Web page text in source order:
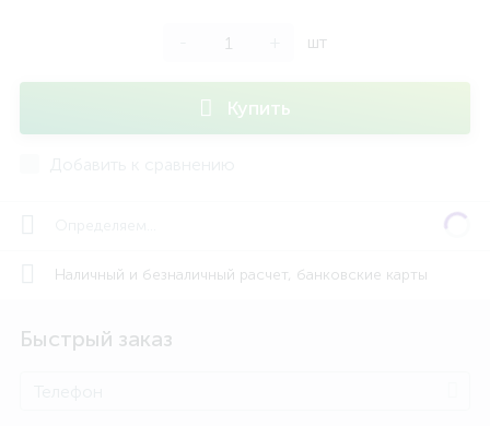
шт
Купить
Наличный и безналичный расчет, банковские карты
Быстрый заказ